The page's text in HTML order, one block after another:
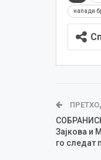
напади
Зајкова и
го следат